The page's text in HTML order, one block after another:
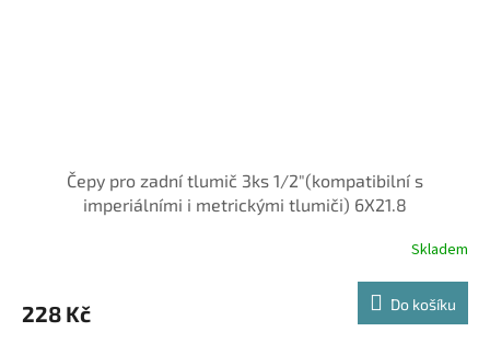
Čepy pro zadní tlumič 3ks 1/2"(kompatibilní s
imperiálními i metrickými tlumiči) 6X21.8
Skladem
228 Kč Do košíku